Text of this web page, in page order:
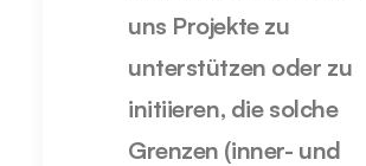
uns Projekte zu
unterstützen oder zu
initiieren, die solche
Grenzen (inner- und